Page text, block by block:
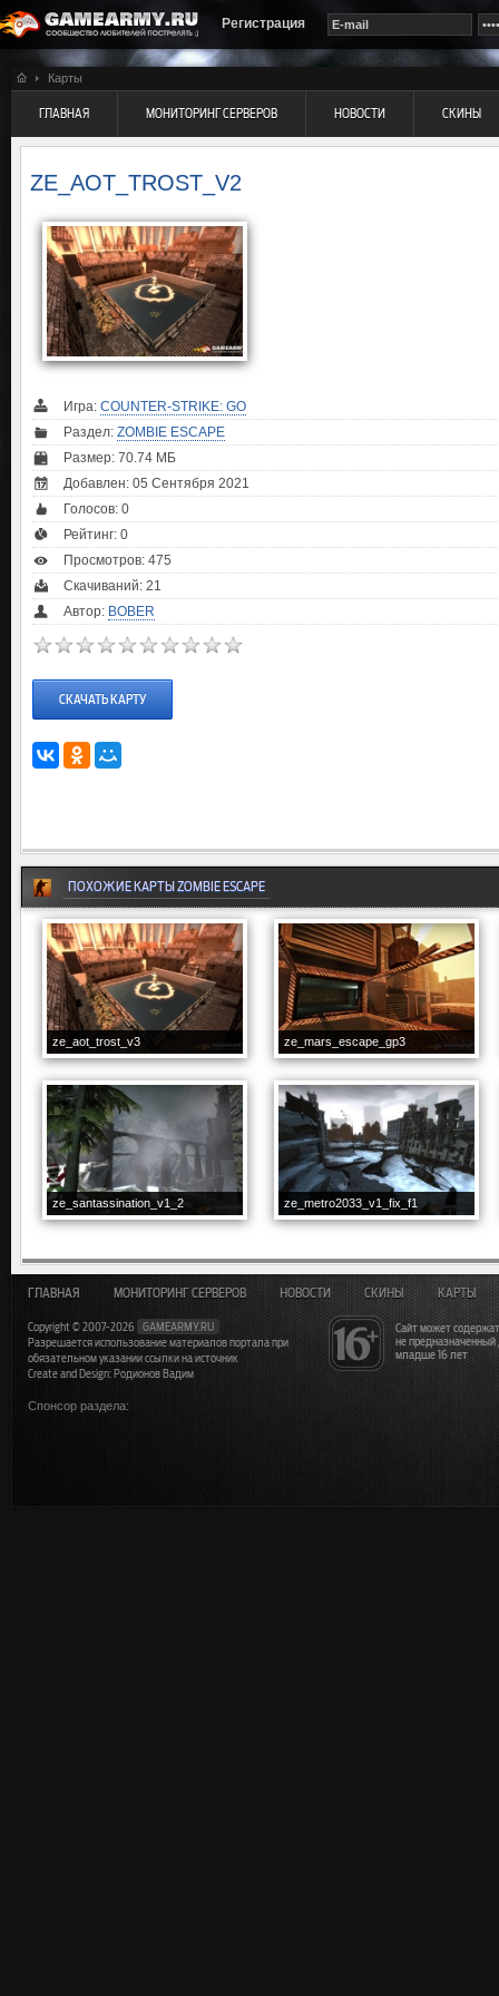
Регистрация
Карты
ГЛАВНАЯ МОНИТОРИНГ СЕРВЕРОВ НОВОСТИ СКИНЫ
ZE_AOT_TROST_V2
Игра: COUNTER-STRIKE: GO
Раздел: ZOMBIE ESCAPE
Размер: 70.74 МБ
Добавлен: 05 Сентября 2021
Голосов: 0
Рейтинг: 0
Просмотров: 475
Скачиваний: 21
Автор: BOBER
СКАЧАТЬ КАРТУ
ПОХОЖИЕ КАРТЫ ZOMBIE ESCAPE
ze_aot_trost_v3 ze_mars_escape_gp3
ze_santassination_v1_2 ze_metro2033_v1_fix_f1
Сайт может
не
младше 16 лет
ГЛАВНАЯ МОНИТОРИНГ СЕРВЕРОВ НОВОСТИ СКИНЫ КАРТЫ
Copyright © 2007-2026
GAMEARMY.RU
Разрешается использование материалов портала при
обязательном указании ссылки на источник
Create and Design: Родионов Вадим
Спонсор раздела: